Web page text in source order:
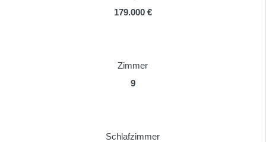
179.000 €
Zimmer
9
Schlafzimmer